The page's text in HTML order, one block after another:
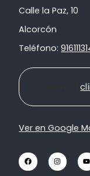
Calle la Paz, 10
Alcorcón
Teléfono:
Ir a nuestra
Ver en Google